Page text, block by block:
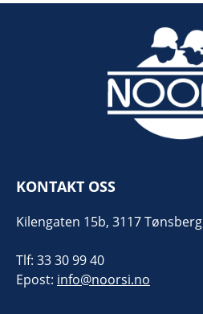
KONTAKT OSS
Kilengaten 15b, 3117 Tønsberg
Tlf: 33 30 99 40
Epost: info@noorsi.no